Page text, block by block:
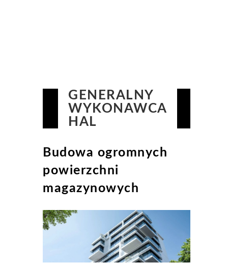
GENERALNY
WYKONAWCA
HAL
Budowa ogromnych
powierzchni
magazynowych